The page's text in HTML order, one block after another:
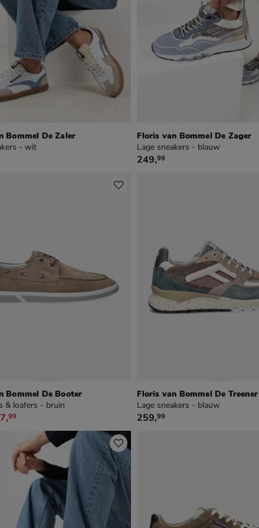
Bommel De Zaler
- wit
Floris van Bommel De Zager
Lage sneakers - blauw
€ 249,99
249,99
Bommel De Booter
& loafers - bruin
voor € 167,99
,99
Floris van Bommel De Treener
Lage sneakers - blauw
€ 259,99
259,99